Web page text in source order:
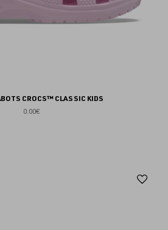
CROCS™ CLASSIC KIDS
0.00€